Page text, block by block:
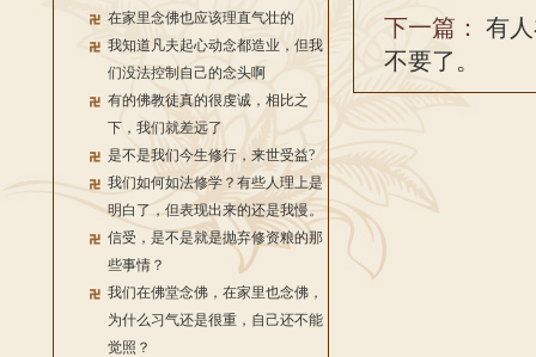
在家里念佛也应该理直气壮的
我知道凡夫起心动念都造业，但我
们没法控制自己的念头啊
有的佛教徒真的很虔诚，相比之
下，我们就差远了
是不是我们今生修行，来世受益?
我们如何如法修学？有些人理上是
明白了，但表现出来的还是我慢。
信受，是不是就是抛弃修资粮的那
些事情？
我们在佛堂念佛，在家里也念佛，
为什么习气还是很重，自己还不能
觉照？
下一篇： 有
不要了。